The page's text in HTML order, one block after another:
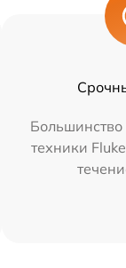
Большинство
техники